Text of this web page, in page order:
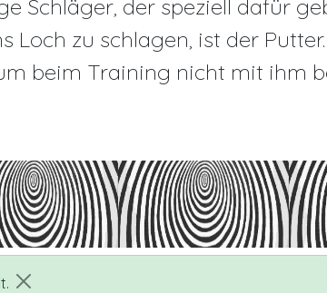
Schläger, der speziell dafür
Loch zu schlagen, ist der Putter.
beim Training nicht mit ihm